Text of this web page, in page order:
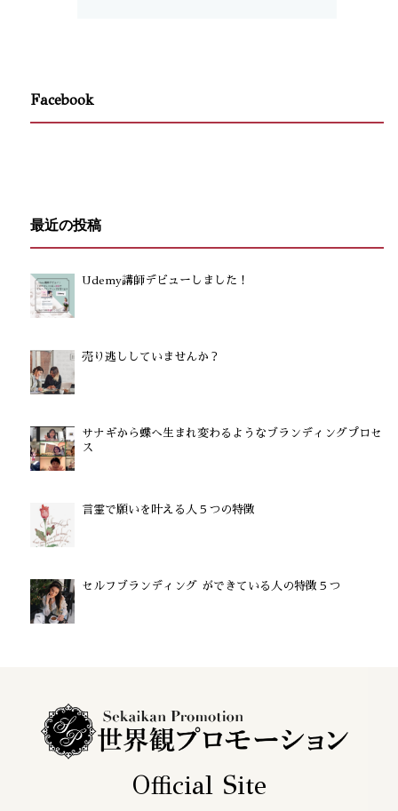
Facebook
最近の投稿
Udemy講師デビューしました！
売り逃ししていませんか？
サナギから蝶へ生まれ変わるようなブランディングプロセ
ス
言霊で願いを叶える人５つの特徴
セルフブランディング ができている人の特徴５つ
Official Site